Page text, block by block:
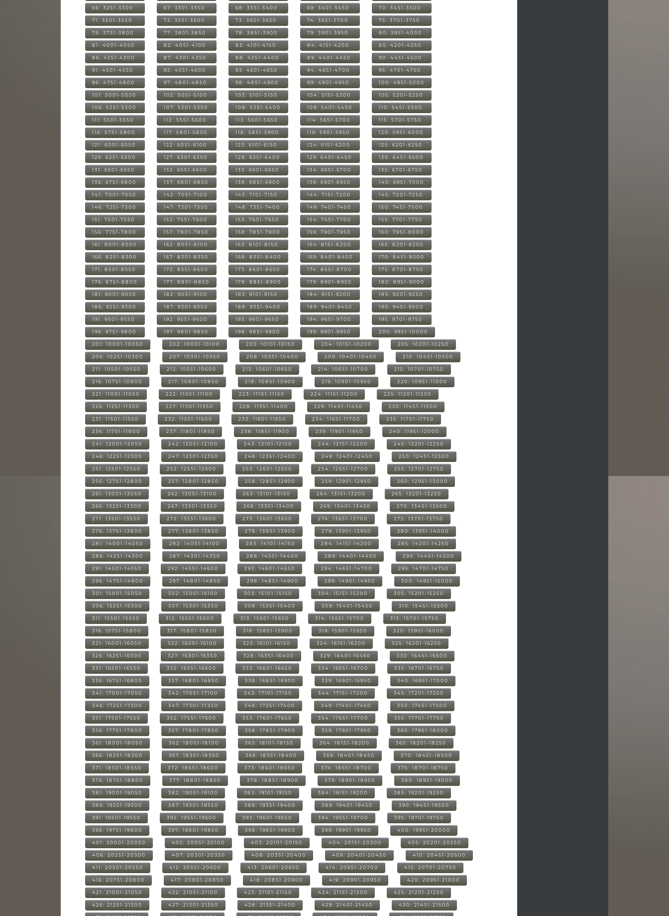
66: 3251-3300 67: 3301-3350 68: 3351-3400 69: 3401-3450 70: 3451-3500
71: 3501-3550 72: 3551-3600 73: 3601-3650 74: 3651-3700 75: 3701-3750
76: 3751-3800 77: 3801-3850 78: 3851-3900 79: 3901-3950 80: 3951-4000
81: 4001-4050 82: 4051-4100 83: 4101-4150 84: 4151-4200 85: 4201-4250
86: 4251-4300 87: 4301-4350 88: 4351-4400 89: 4401-4450 90: 4451-4500
91: 4501-4550 92: 4551-4600 93: 4601-4650 94: 4651-4700 95: 4701-4750
96: 4751-4800 97: 4801-4850 98: 4851-4900 99: 4901-4950 100: 4951-5000
101: 5001-5050 102: 5051-5100 103: 5101-5150 104: 5151-5200 105: 5201-5250
106: 5251-5300 107: 5301-5350 108: 5351-5400 109: 5401-5450 110: 5451-5500
111: 5501-5550 112: 5551-5600 113: 5601-5650 114: 5651-5700 115: 5701-5750
116: 5751-5800 117: 5801-5850 118: 5851-5900 119: 5901-5950 120: 5951-6000
121: 6001-6050 122: 6051-6100 123: 6101-6150 124: 6151-6200 125: 6201-6250
126: 6251-6300 127: 6301-6350 128: 6351-6400 129: 6401-6450 130: 6451-6500
131: 6501-6550 132: 6551-6600 133: 6601-6650 134: 6651-6700 135: 6701-6750
136: 6751-6800 137: 6801-6850 138: 6851-6900 139: 6901-6950 140: 6951-7000
141: 7001-7050 142: 7051-7100 143: 7101-7150 144: 7151-7200 145: 7201-7250
146: 7251-7300 147: 7301-7350 148: 7351-7400 149: 7401-7450 150: 7451-7500
151: 7501-7550 152: 7551-7600 153: 7601-7650 154: 7651-7700 155: 7701-7750
156: 7751-7800 157: 7801-7850 158: 7851-7900 159: 7901-7950 160: 7951-8000
161: 8001-8050 162: 8051-8100 163: 8101-8150 164: 8151-8200 165: 8201-8250
166: 8251-8300 167: 8301-8350 168: 8351-8400 169: 8401-8450 170: 8451-8500
171: 8501-8550 172: 8551-8600 173: 8601-8650 174: 8651-8700 175: 8701-8750
176: 8751-8800 177: 8801-8850 178: 8851-8900 179: 8901-8950 180: 8951-9000
181: 9001-9050 182: 9051-9100 183: 9101-9150 184: 9151-9200 185: 9201-9250
186: 9251-9300 187: 9301-9350 188: 9351-9400 189: 9401-9450 190: 9451-9500
191: 9501-9550 192: 9551-9600 193: 9601-9650 194: 9651-9700 195: 9701-9750
196: 9751-9800 197: 9801-9850 198: 9851-9900 199: 9901-9950 200: 9951-10000
201: 10001-10050 202: 10051-10100 203: 10101-10150 204: 10151-10200 205: 10201-10250
206: 10251-10300 207: 10301-10350 208: 10351-10400 209: 10401-10450 210: 10451-10500
211: 10501-10550 212: 10551-10600 213: 10601-10650 214: 10651-10700 215: 10701-10750
216: 10751-10800 217: 10801-10850 218: 10851-10900 219: 10901-10950 220: 10951-11000
221: 11001-11050 222: 11051-11100 223: 11101-11150 224: 11151-11200 225: 11201-11250
226: 11251-11300 227: 11301-11350 228: 11351-11400 229: 11401-11450 230: 11451-11500
231: 11501-11550 232: 11551-11600 233: 11601-11650 234: 11651-11700 235: 11701-11750
236: 11751-11800 237: 11801-11850 238: 11851-11900 239: 11901-11950 240: 11951-12000
241: 12001-12050 242: 12051-12100 243: 12101-12150 244: 12151-12200 245: 12201-12250
246: 12251-12300 247: 12301-12350 248: 12351-12400 249: 12401-12450 250: 12451-12500
251: 12501-12550 252: 12551-12600 253: 12601-12650 254: 12651-12700 255: 12701-12750
256: 12751-12800 257: 12801-12850 258: 12851-12900 259: 12901-12950 260: 12951-13000
261: 13001-13050 262: 13051-13100 263: 13101-13150 264: 13151-13200 265: 13201-13250
266: 13251-13300 267: 13301-13350 268: 13351-13400 269: 13401-13450 270: 13451-13500
271: 13501-13550 272: 13551-13600 273: 13601-13650 274: 13651-13700 275: 13701-13750
276: 13751-13800 277: 13801-13850 278: 13851-13900 279: 13901-13950 280: 13951-14000
281: 14001-14050 282: 14051-14100 283: 14101-14150 284: 14151-14200 285: 14201-14250
286: 14251-14300 287: 14301-14350 288: 14351-14400 289: 14401-14450 290: 14451-14500
291: 14501-14550 292: 14551-14600 293: 14601-14650 294: 14651-14700 295: 14701-14750
296: 14751-14800 297: 14801-14850 298: 14851-14900 299: 14901-14950 300: 14951-15000
301: 15001-15050 302: 15051-15100 303: 15101-15150 304: 15151-15200 305: 15201-15250
306: 15251-15300 307: 15301-15350 308: 15351-15400 309: 15401-15450 310: 15451-15500
311: 15501-15550 312: 15551-15600 313: 15601-15650 314: 15651-15700 315: 15701-15750
316: 15751-15800 317: 15801-15850 318: 15851-15900 319: 15901-15950 320: 15951-16000
321: 16001-16050 322: 16051-16100 323: 16101-16150 324: 16151-16200 325: 16201-16250
326: 16251-16300 327: 16301-16350 328: 16351-16400 329: 16401-16450 330: 16451-16500
331: 16501-16550 332: 16551-16600 333: 16601-16650 334: 16651-16700 335: 16701-16750
336: 16751-16800 337: 16801-16850 338: 16851-16900 339: 16901-16950 340: 16951-17000
341: 17001-17050 342: 17051-17100 343: 17101-17150 344: 17151-17200 345: 17201-17250
346: 17251-17300 347: 17301-17350 348: 17351-17400 349: 17401-17450 350: 17451-17500
351: 17501-17550 352: 17551-17600 353: 17601-17650 354: 17651-17700 355: 17701-17750
356: 17751-17800 357: 17801-17850 358: 17851-17900 359: 17901-17950 360: 17951-18000
361: 18001-18050 362: 18051-18100 363: 18101-18150 364: 18151-18200 365: 18201-18250
366: 18251-18300 367: 18301-18350 368: 18351-18400 369: 18401-18450 370: 18451-18500
371: 18501-18550 372: 18551-18600 373: 18601-18650 374: 18651-18700 375: 18701-18750
376: 18751-18800 377: 18801-18850 378: 18851-18900 379: 18901-18950 380: 18951-19000
381: 19001-19050 382: 19051-19100 383: 19101-19150 384: 19151-19200 385: 19201-19250
386: 19251-19300 387: 19301-19350 388: 19351-19400 389: 19401-19450 390: 19451-19500
391: 19501-19550 392: 19551-19600 393: 19601-19650 394: 19651-19700 395: 19701-19750
396: 19751-19800 397: 19801-19850 398: 19851-19900 399: 19901-19950 400: 19951-20000
401: 20001-20050 402: 20051-20100 403: 20101-20150 404: 20151-20200 405: 20201-20250
406: 20251-20300 407: 20301-20350 408: 20351-20400 409: 20401-20450 410: 20451-20500
411: 20501-20550 412: 20551-20600 413: 20601-20650 414: 20651-20700 415: 20701-20750
416: 20751-20800 417: 20801-20850 418: 20851-20900 419: 20901-20950 420: 20951-21000
421: 21001-21050 422: 21051-21100 423: 21101-21150 424: 21151-21200 425: 21201-21250
426: 21251-21300 427: 21301-21350 428: 21351-21400 429: 21401-21450 430: 21451-21500